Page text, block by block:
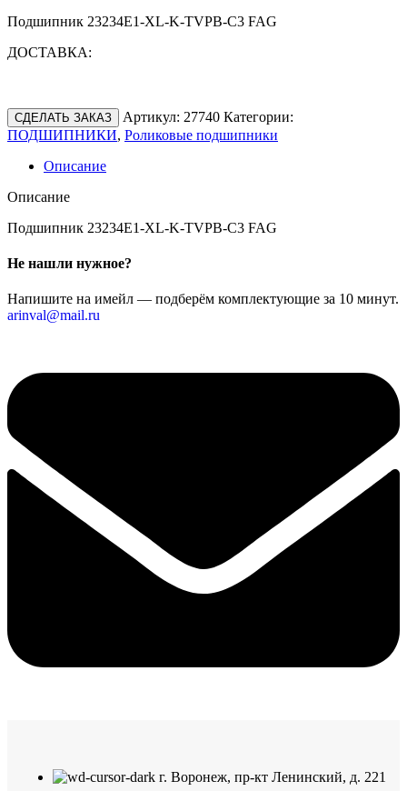
Подшипник 23234E1-XL-K-TVPB-C3 FAG
ДОСТАВКА:
СДЕЛАТЬ ЗАКАЗ Артикул: 27740 Категории:
ПОДШИПНИКИ, Роликовые подшипники
Описание
Описание
Подшипник 23234E1-XL-K-TVPB-C3 FAG
Не нашли нужное?
Напишите на имейл — подберём комплектующие за 10 минут.
arinval@mail.ru
г. Воронеж, пр-кт Ленинский, д. 221